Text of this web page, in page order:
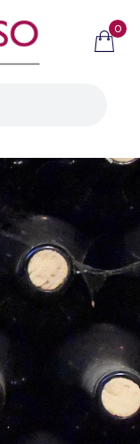
0